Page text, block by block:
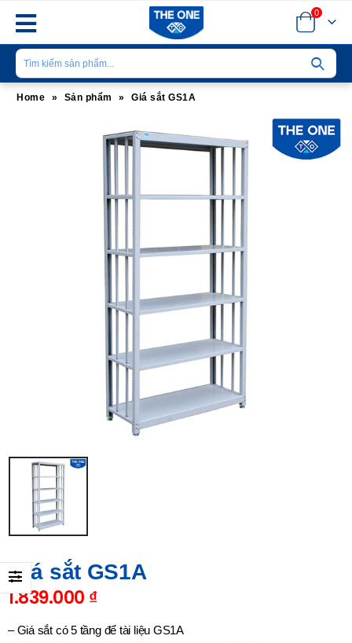
0
Home » Sản phẩm » Giá sắt GS1A
Giá sắt GS1A
1.839.000 ₫
– Giá sắt có 5 tầng để tài liệu GS1A